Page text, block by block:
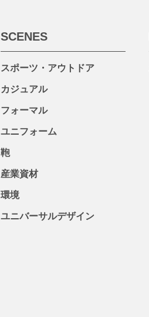
SCENES
スポーツ・アウトドア
カジュアル
フォーマル
ユニフォーム
鞄
産業資材
環境
ユニバーサルデザイン